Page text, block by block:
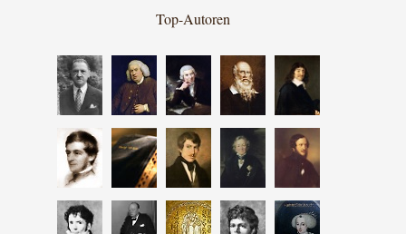
Top-Autoren